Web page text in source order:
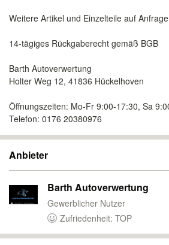
Weitere Artikel und Einzelteile auf
14-tägiges Rückgaberecht gemäß BGB
Barth Autoverwertung
Holter Weg 12, 41836 Hückelhoven
Öffnungszeiten: Mo-Fr 9:00-17:30, Sa
Telefon: 0176 20380976
Anbieter
Barth Autoverwertung
Gewerblicher Nutzer
Zufriedenheit: TOP